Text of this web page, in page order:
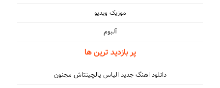
موزیک ویدیو
آلبوم
پر بازدید ترین ها
دانلود اهنگ جدید الیاس یالچینتاش مجنون